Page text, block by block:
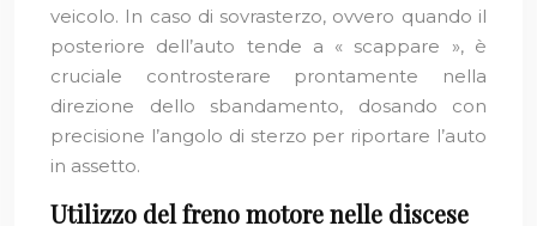
veicolo. In caso di sovrasterzo, ovvero quando il
posteriore dell’auto tende a « scappare », è
cruciale controsterare prontamente nella
direzione dello sbandamento, dosando con
precisione l’angolo di sterzo per riportare l’auto
in assetto.
Utilizzo del freno motore nelle discese